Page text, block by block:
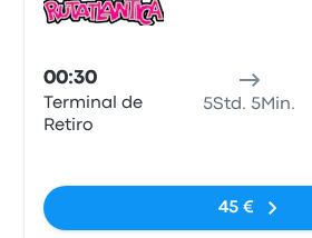
00:30
Terminal de
Retiro
5Std. 5Min.
45 €